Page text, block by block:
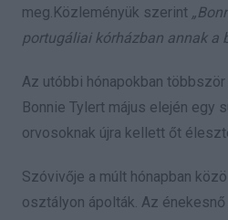
meg.Közleményük szerint
portugáliai kórházban annak a
Az utóbbi hónapokban
Bonnie Tylert május elején
orvosoknak újra kellett őt
Szóvivője a múlt hónapban
osztályon ápolták. Az